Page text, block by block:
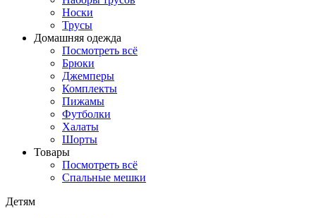
Носки
Трусы
Домашняя одежда
Посмотреть всё
Брюки
Джемперы
Комплекты
Пижамы
Футболки
Халаты
Шорты
Товары
Посмотреть всё
Спальные мешки
Детям